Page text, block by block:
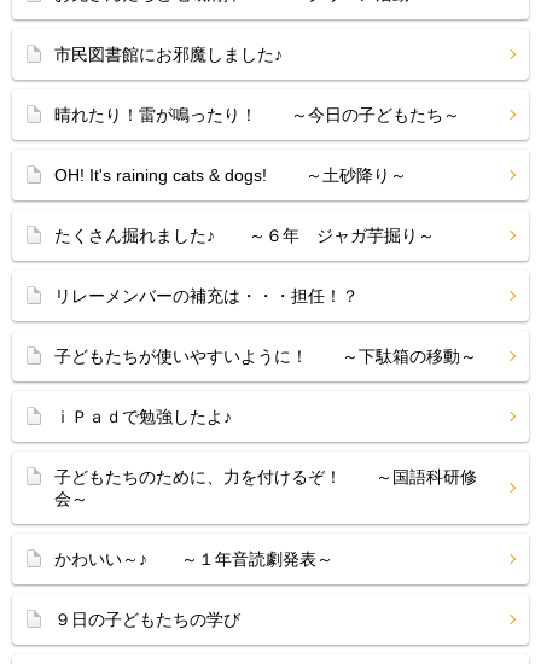
市民図書館にお邪魔しました♪
晴れたり！雷が鳴ったり！ ～今日の子どもたち～
OH! It's raining cats & dogs! ～土砂降り～
たくさん掘れました♪ ～６年 ジャガ芋掘り～
リレーメンバーの補充は・・・担任！？
子どもたちが使いやすいように！ ～下駄箱の移動～
ｉＰａｄで勉強したよ♪
子どもたちのために、力を付けるぞ！ ～国語科研修
会～
かわいい～♪ ～１年音読劇発表～
９日の子どもたちの学び